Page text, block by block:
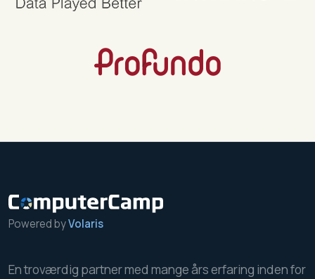
Powered byVolaris
En troværdig partner med mange års erfaring inden for